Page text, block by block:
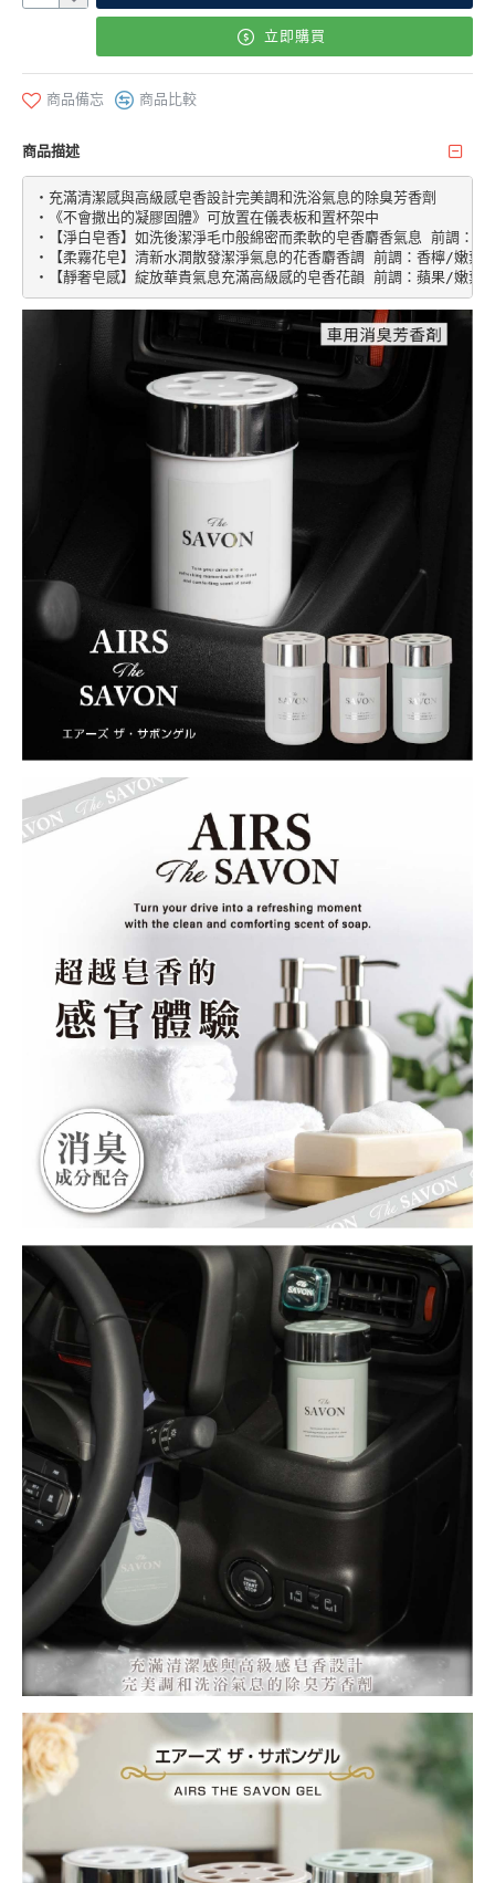
立即購買
商品備忘 商品比較
商品描述
‧充滿清潔感與高級感皂香設計完美調和洗浴氣息的除臭芳香劑
‧《不會撒出的凝膠固體》可放置在儀表板和置杯架中
‧【淨白皂香】如洗後潔淨毛巾般綿密而柔軟的皂香麝香氣息 前調
‧【柔霧花皂】清新水潤散發潔淨氣息的花香麝香調 前調：香檸/嫩